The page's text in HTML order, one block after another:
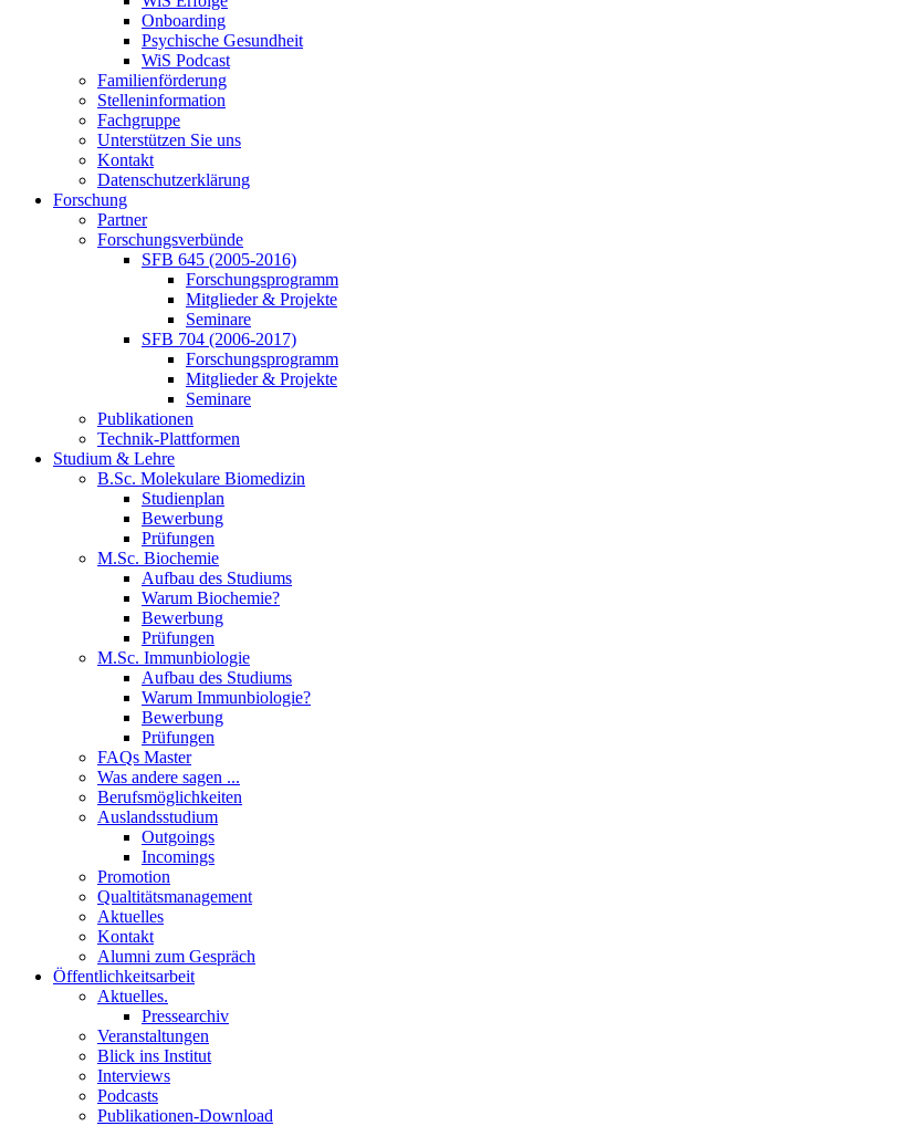
Onboarding
Psychische Gesundheit
WiS Podcast
Familienförderung
Stelleninformation
Fachgruppe
Unterstützen Sie uns
Kontakt
Datenschutzerklärung
Forschung
Partner
Forschungsverbünde
SFB 645 (2005-2016)
Forschungsprogramm
Mitglieder & Projekte
Seminare
SFB 704 (2006-2017)
Forschungsprogramm
Mitglieder & Projekte
Seminare
Publikationen
Technik-Plattformen
Studium & Lehre
B.Sc. Molekulare Biomedizin
Studienplan
Bewerbung
Prüfungen
M.Sc. Biochemie
Aufbau des Studiums
Warum Biochemie?
Bewerbung
Prüfungen
M.Sc. Immunbiologie
Aufbau des Studiums
Warum Immunbiologie?
Bewerbung
Prüfungen
FAQs Master
Was andere sagen ...
Berufsmöglichkeiten
Auslandsstudium
Outgoings
Incomings
Promotion
Qualtitätsmanagement
Aktuelles
Kontakt
Alumni zum Gespräch
Öffentlichkeitsarbeit
Aktuelles.
Pressearchiv
Veranstaltungen
Blick ins Institut
Interviews
Podcasts
Publikationen-Download